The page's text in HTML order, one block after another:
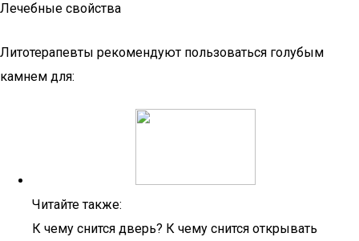
Лечебные свойства
Литотерапевты рекомендуют пользоваться голубым
камнем для:
Читайте также:
К чему снится дверь? К чему снится открывать